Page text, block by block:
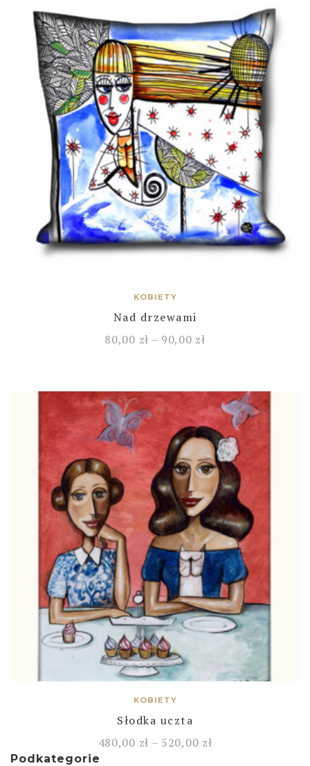
KOBIETY
Nad drzewami
80,00 zł – 90,00 zł
KOBIETY
Słodka uczta
480,00 zł – 520,00 zł
Podkategorie